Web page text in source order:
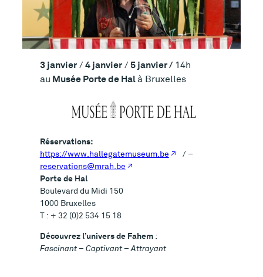
3 janvier/ 4 janvier/ 5 janvier /14h
au Musée Porte de Halà Bruxelles
Réservations:
https://www.hallegatemuseum.be
/ –
reservations@mrah.be
Porte de Hal
Boulevard du Midi 150
1000 Bruxelles
T : + 32 (0)2 534 15 18
Découvrez l’univers de Fahem:
Fascinant – Captivant – Attrayant